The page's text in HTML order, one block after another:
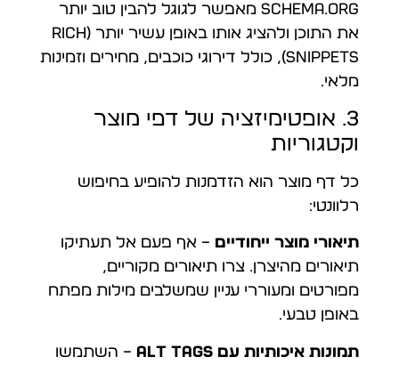
Schema.org מאפשר לגוגל להבין טוב יותר
את התוכן ולהציג אותו באופן עשיר יותר (Rich
Snippets), כולל דירוגי כוכבים, מחירים וזמינות
מלאי.
3. אופטימיזציה של דפי מוצר
וקטגוריות
כל דף מוצר הוא הזדמנות להופיע בחיפוש
רלוונטי:
תיאורי מוצר ייחודיים – אף פעם אל תעתיקו
תיאורים מהיצרן. צרו תיאורים מקוריים,
מפורטים ומעוררי עניין שמשלבים מילות מפתח
באופן טבעי.
תמונות איכותיות עם ALT tags – השתמשו